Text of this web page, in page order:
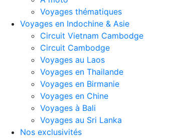
Voyages thématiques
Voyages en Indochine & Asie
Circuit Vietnam Cambodge
Circuit Cambodge
Voyages au Laos
Voyages en Thailande
Voyages en Birmanie
Voyages en Chine
Voyages à Bali
Voyages au Sri Lanka
Nos exclusivités